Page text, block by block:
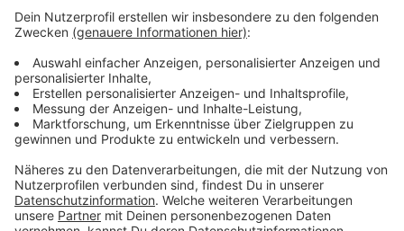
Die Nationalpark-Tore in Gemünd, Heimbach, Höfen,
Nideggen und Rurberg sind ab sofort wieder täglich
von 9 – 17 Uhr geöffnet (mit einer Pause von 13:00 –
13:30 Uhr). Auch die kleinen Nationalparkausstellungen
in den Toren stehen mit einigen Einschränkungen
wieder zur Verfügung. Wer den Nationalpark auf zwei
Rädern entdecken will, dem stehen ab sofort auch der
Pedelec- und Fahrradverleih an den Nationalpark-
Toren Gemünd und Höfen sowie am Infopunkt in
Einruhr zur Verfügung.